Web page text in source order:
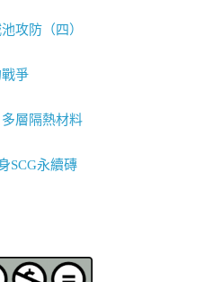
攻防（四）
爭
層隔熱材料
SCG永續磚